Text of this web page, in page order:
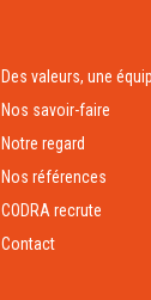
Des valeurs, une
Nos savoir-faire
Notre regard
Nos références
CODRA recrute
Contact